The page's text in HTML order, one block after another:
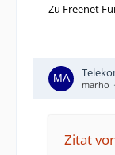
Zu Freenet
marho
Zitat